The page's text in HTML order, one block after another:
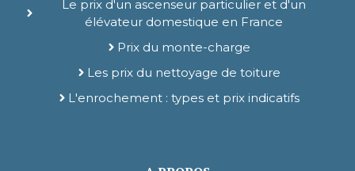
Le prix d'un ascenseur particulier et d'un
élévateur domestique en France
Prix du monte-charge
Les prix du nettoyage de toiture
L'enrochement : types et prix indicatifs